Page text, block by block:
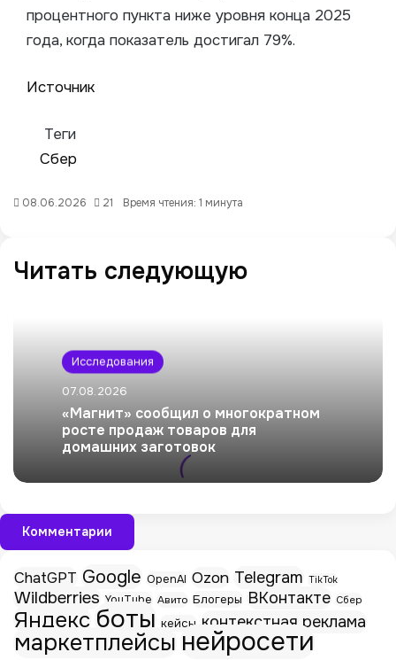
процентного пункта ниже уровня конца 2025
года, когда показатель достигал 79%.
Источник
Теги
Сбер
08.06.2026 21 Время чтения: 1 минута
Читать следующую
Исследования
07.08.2026
«Магнит» сообщил о многократном
росте продаж товаров для
домашних заготовок
Комментарии
ChatGPT Google OpenAI Ozon Telegram TikTok
Wildberries YouTube Авито Блогеры ВКонтакте Сбер
Яндекс боты кейсы контекстная реклама
маркетплейсы нейросети